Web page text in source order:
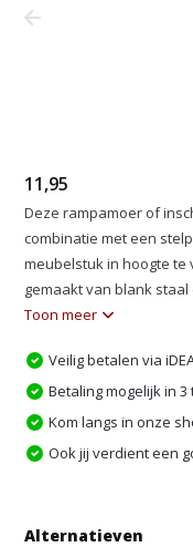
11,95
Deze rampamoer of
combinatie met een
meubelstuk in hoogte te
gemaakt van blank
Toon meer
Veilig betalen via
Betaling mogelijk in
Kom langs in onze
Ook jij verdient een
Alternatieven